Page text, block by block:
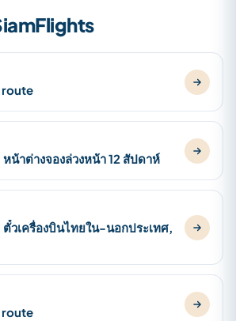
route
น้าต่างจองล่วงหน้า 12 สัปดาห์
วเครื่องบินไทยใน-นอกประเทศ,
route